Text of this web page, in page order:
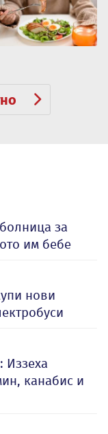
за
им бебе
нови
Иззеха
канабис и